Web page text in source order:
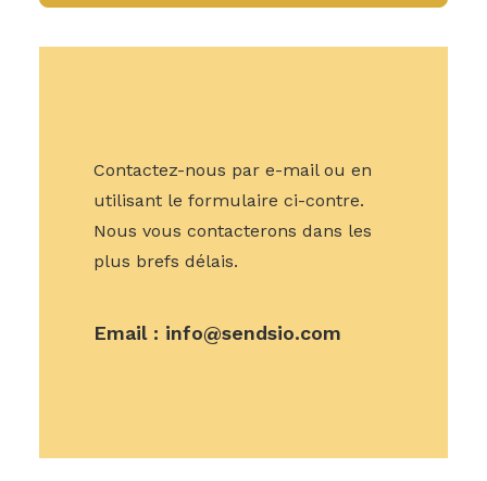
Contactez-nous par e-mail ou en
utilisant le formulaire ci-contre.
Nous vous contacterons dans les
plus brefs délais.
Email : info@sendsio.com